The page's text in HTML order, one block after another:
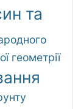
та
геометрії